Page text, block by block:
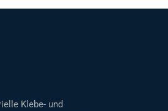
Klebe- und